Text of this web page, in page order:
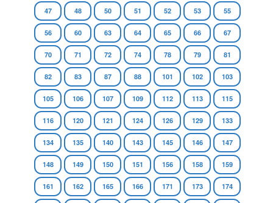
47 48 50 51 52 53 55
56 60 63 64 65 66 67
70 71 72 74 78 79 81
82 83 87 88 101 102 103
105 106 107 109 112 113 115
116 120 121 124 126 129 133
134 135 140 143 145 146 147
148 149 150 151 156 158 159
161 162 165 166 171 173 174